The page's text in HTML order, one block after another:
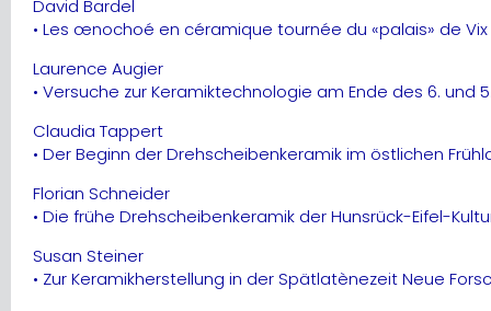
David Bardel
• Les œnochoé en céramique tournée du «palais» de
Laurence Augier
• Versuche zur Keramiktechnologie am Ende des 6.
Claudia Tappert
• Der Beginn der Drehscheibenkeramik im östlichen
Florian Schneider
• Die frühe Drehscheibenkeramik der Hunsrück-Eifel-
Susan Steiner
• Zur Keramikherstellung in der Spätlatènezeit Neue